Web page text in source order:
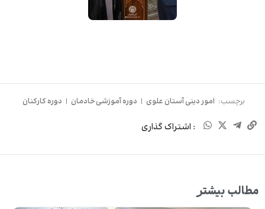
برچسب: امور دینی آستان علوی | دوره آموزشی خادمان | دوره کارکنان
: اشتراک گذاری
مطالب بیشتر